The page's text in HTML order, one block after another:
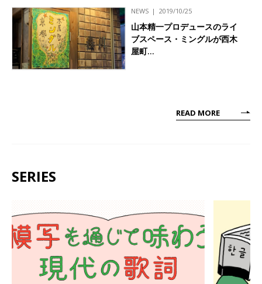
NEWS 2019/10/25
山本精一プロデュースのライ
ブスペース・ミングルが西木
屋町…
READ MORE
SERIES